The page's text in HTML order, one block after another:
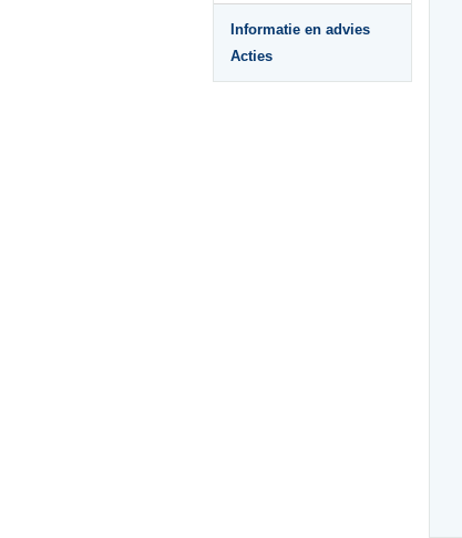
Informatie en advies
Acties